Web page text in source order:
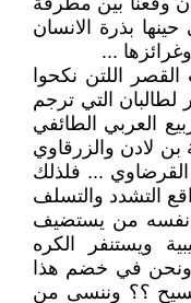
بذرة الانسان
...
اللتن نكحوا
التي ترجم
العربي الطائفي
لادن والزرقاوي
... فلذلك
التشدد والتسلف
نفسه من يستضيف
ويستنفر الكره
ونحن في خضم هذا
؟؟ وننسى من